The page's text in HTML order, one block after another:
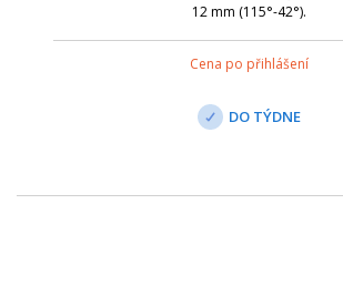
12 mm (115°-42°).
Cena po přihlášení
DO TÝDNE